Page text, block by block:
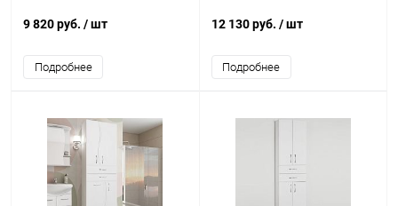
9 820 руб. / шт
Подробнее
12 130 руб. / шт
Подробнее